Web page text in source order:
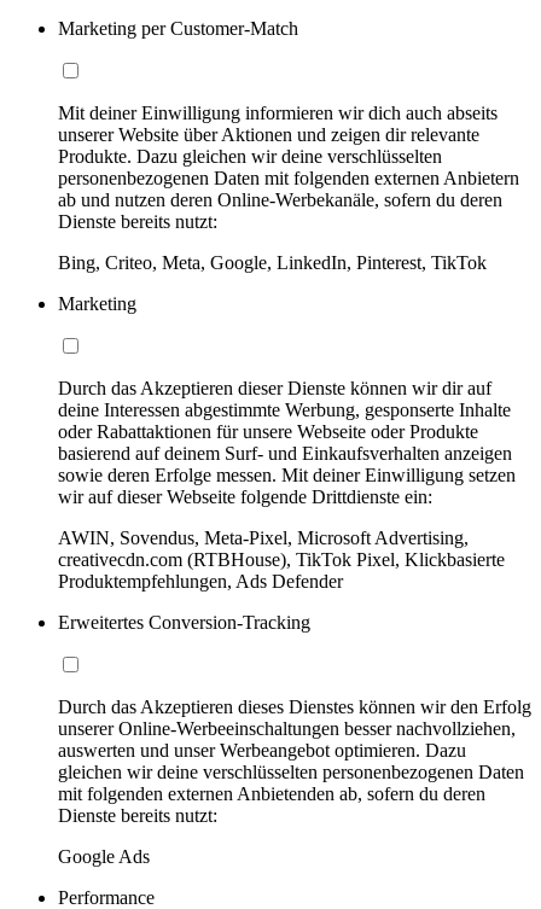
Marketing per Customer-Match
Mit deiner Einwilligung informieren wir dich auch abseits
unserer Website über Aktionen und zeigen dir relevante
Produkte. Dazu gleichen wir deine verschlüsselten
personenbezogenen Daten mit folgenden externen Anbietern
ab und nutzen deren Online-Werbekanäle, sofern du deren
Dienste bereits nutzt:
Bing, Criteo, Meta, Google, LinkedIn, Pinterest, TikTok
Marketing
Durch das Akzeptieren dieser Dienste können wir dir auf
deine Interessen abgestimmte Werbung, gesponserte Inhalte
oder Rabattaktionen für unsere Webseite oder Produkte
basierend auf deinem Surf- und Einkaufsverhalten anzeigen
sowie deren Erfolge messen. Mit deiner Einwilligung setzen
wir auf dieser Webseite folgende Drittdienste ein:
AWIN, Sovendus, Meta-Pixel, Microsoft Advertising,
creativecdn.com (RTBHouse), TikTok Pixel, Klickbasierte
Produktempfehlungen, Ads Defender
Erweitertes Conversion-Tracking
Durch das Akzeptieren dieses Dienstes können wir den Erfolg
unserer Online-Werbeeinschaltungen besser nachvollziehen,
auswerten und unser Werbeangebot optimieren. Dazu
gleichen wir deine verschlüsselten personenbezogenen Daten
mit folgenden externen Anbietenden ab, sofern du deren
Dienste bereits nutzt:
Google Ads
Performance